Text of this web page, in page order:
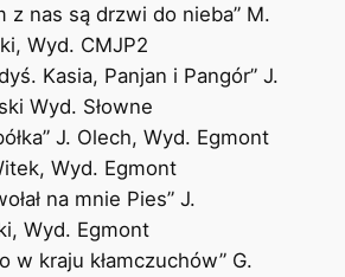
z nas są drzwi do nieba” M.
Wyd. CMJP2
Kasia, Panjan i Pangór” J.
Wyd. Słowne
J. Olech, Wyd. Egmont
Wyd. Egmont
na mnie Pies” J.
Wyd. Egmont
w kraju kłamczuchów” G.